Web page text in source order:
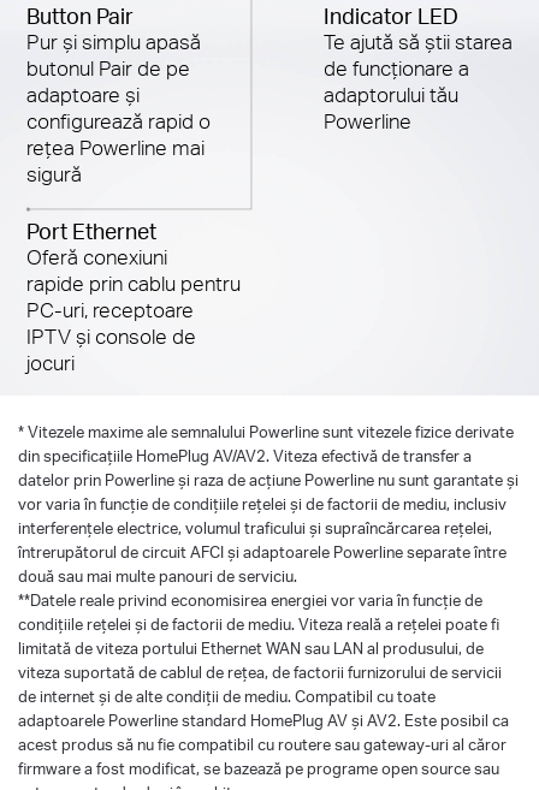
Indicator LED
Te ajută să știi starea
de funcționare a
adaptorului tău
Powerline
Port Ethernet
Oferă conexiuni
rapide prin cablu pentru
PC-uri, receptoare
IPTV și console de
jocuri
Button Pair
Pur și simplu apasă
butonul Pair de pe
adaptoare și
configurează rapid o
rețea Powerline mai
sigură
*Vitezele maxime ale semnalului Powerline sunt vitezele fizice derivate
din specificațiile HomePlug AV/AV2. Viteza efectivă de transfer a
datelor prin Powerline și raza de acțiune Powerline nu sunt garantate și
vor varia în funcție de condițiile rețelei și de factorii de mediu, inclusiv
interferențele electrice, volumul traficului și supraîncărcarea rețelei,
întrerupătorul de circuit AFCI și adaptoarele Powerline separate între
două sau mai multe panouri de serviciu.
**Datele reale privind economisirea energiei vor varia în funcție de
condițiile rețelei și de factorii de mediu. Viteza reală a rețelei poate fi
limitată de viteza portului Ethernet WAN sau LAN al produsului, de
viteza suportată de cablul de rețea, de factorii furnizorului de servicii
de internet și de alte condiții de mediu. Compatibil cu toate
adaptoarele Powerline standard HomePlug AV și AV2. Este posibil ca
acest produs să nu fie compatibil cu routere sau gateway-uri al căror
firmware a fost modificat, se bazează pe programe open source sau